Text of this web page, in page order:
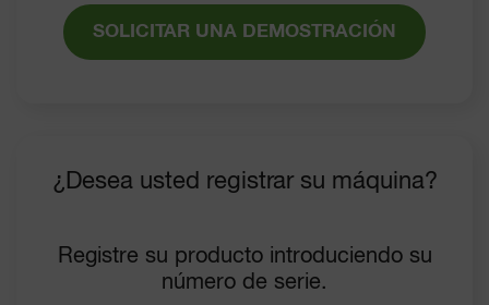
SOLICITAR UNA DEMOSTRACIÓN
¿Desea usted registrar su máquina?
Registre su producto introduciendo su
número de serie.